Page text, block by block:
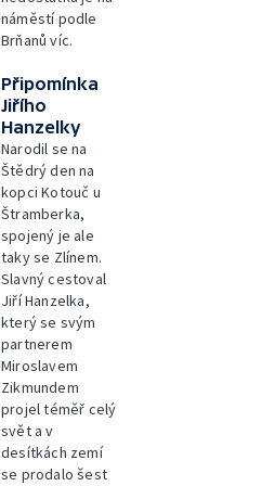
náměstí podle
Brňanů víc.
Připomínka
Jiřího
Hanzelky
Narodil se na
Štědrý den na
kopci Kotouč u
Štramberka,
spojený je ale
taky se Zlínem.
Slavný cestoval
Jiří Hanzelka,
který se svým
partnerem
Miroslavem
Zikmundem
projel téměř celý
svět a v
desítkách zemí
se prodalo šest